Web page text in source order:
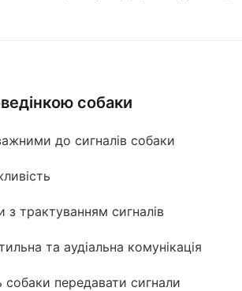
собаки
до сигналів собаки
трактуванням сигналів
та аудіальна комунікація
передавати сигнали